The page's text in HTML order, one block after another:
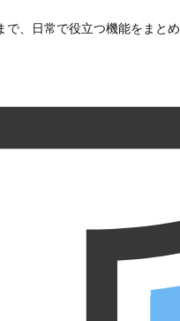
、日常で役立つ機能をまと